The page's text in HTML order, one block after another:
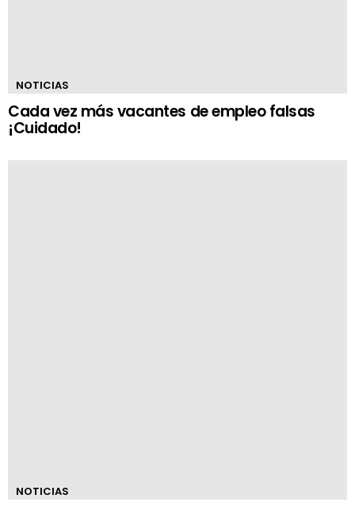
NOTICIAS
Cada vez más vacantes de empleo falsas
¡Cuidado!
NOTICIAS